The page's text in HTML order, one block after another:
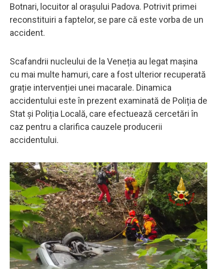
Botnari, locuitor al orașului Padova. Potrivit primei
reconstituiri a faptelor, se pare că este vorba de un
accident.
Scafandrii nucleului de la Veneția au legat mașina
cu mai multe hamuri, care a fost ulterior recuperată
grație intervenției unei macarale. Dinamica
accidentului este în prezent examinată de Poliția de
Stat și Poliția Locală, care efectuează cercetări în
caz pentru a clarifica cauzele producerii
accidentului.